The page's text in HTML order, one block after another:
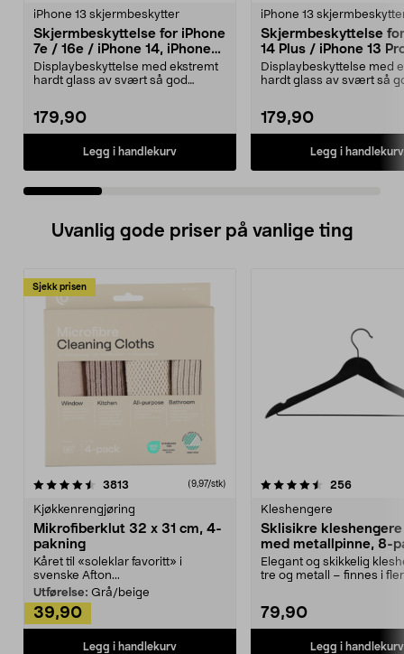
iPhone 13 skjermbeskytter
Skjermbeskyttelse for iPhone
7e / 16e / iPhone 14, iPhone
13 / 13 Pro, Tempered Glass
Displaybeskyttelse med ekstremt
hardt glass av svært så god
179,90
Legg i handlekurv
iPhone 13
Skjermbeskyttelse
14 Plus / iPhone 13
Tempered Glass
Displaybeskyttelse med
hardt glass av svært så
179,90
Legg i handlekurv
Uvanlig gode priser på vanlige ting
Sjekk prisen
3813 anmeldelser(9,97/stk)
Kjøkkenrengjøring
Mikrofiberklut 32 x 31 cm, 4-
pakning
Kåret til «soleklar favoritt» i
svenske Afton...
Utførelse: Grå/beige
39,90
Legg i handlekurv
4.5av 5 stjerner 256
Kleshengere
Sklisikre
med metallpinne, 8-
Elegant og skikkelig
tre og metall – finnes i
79,90
Legg i handlekurv
4.5av 5 stjerner